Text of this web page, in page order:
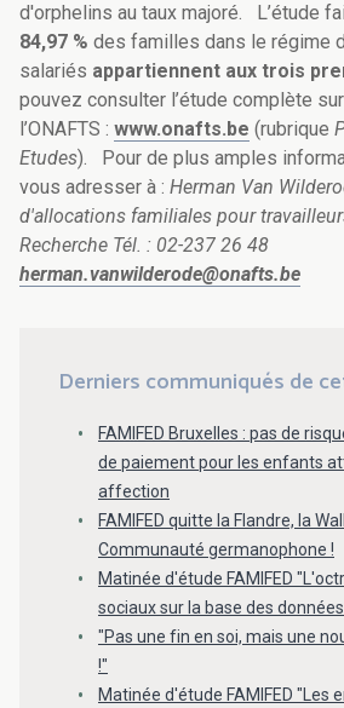
d'orphelins au taux majoré. L’étude
84,97 % des familles dans le régime
salariés appartiennent aux trois
pouvez consulter l’étude complète
l’ONAFTS : www.onafts.be (rubrique
Etudes). Pour de plus amples
vous adresser à : Herman Van
d'allocations familiales pour
Recherche Tél. : 02-237 26 48
herman.vanwilderode@onafts.be
Derniers communiqués de
FAMIFED Bruxelles : pas de
de paiement pour les enfants
affection
FAMIFED quitte la Flandre, la
Communauté germanophone !
Matinée d'étude FAMIFED
sociaux sur la base des
"Pas une fin en soi, mais une
!"
Matinée d'étude FAMIFED "Les